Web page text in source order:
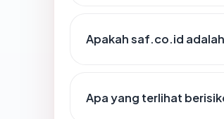
Apakah saf.co.id
Apa yang terlihat